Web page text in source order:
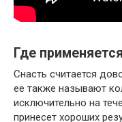
Где
Снасть считается
ее также называют
исключительно на
принесет хороших